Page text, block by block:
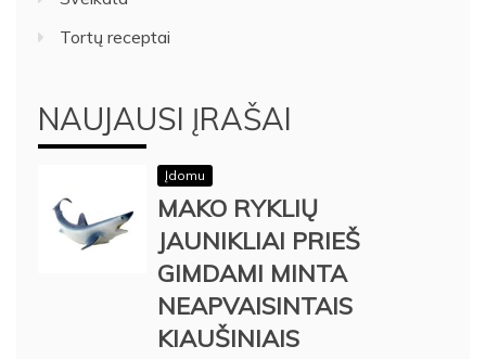
Tortų receptai
NAUJAUSI ĮRAŠAI
Įdomu
MAKO RYKLIŲ
JAUNIKLIAI PRIEŠ
GIMDAMI MINTA
NEAPVAISINTAIS
KIAUŠINIAIS